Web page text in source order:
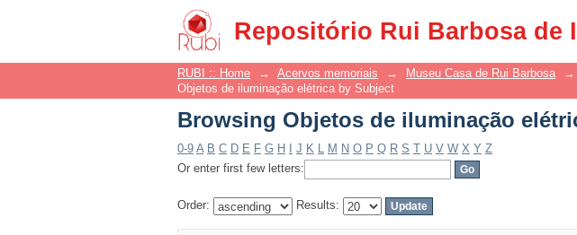
Repositório Rui Barbosa de
Browsing Objetos de iluminação
RUBI :: Home → Acervos memoriais → Museu Casa de Rui Barbosa →
Objetos de iluminação elétrica by Subject
Browsing Objetos de iluminação
0-9 A B C D E F G H J K L M N O P Q R S T U V W X Y Z
Or enter first few letters:
Order: Results: